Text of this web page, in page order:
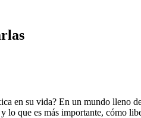
en su vida? En un mundo lleno
que es más importante, cómo